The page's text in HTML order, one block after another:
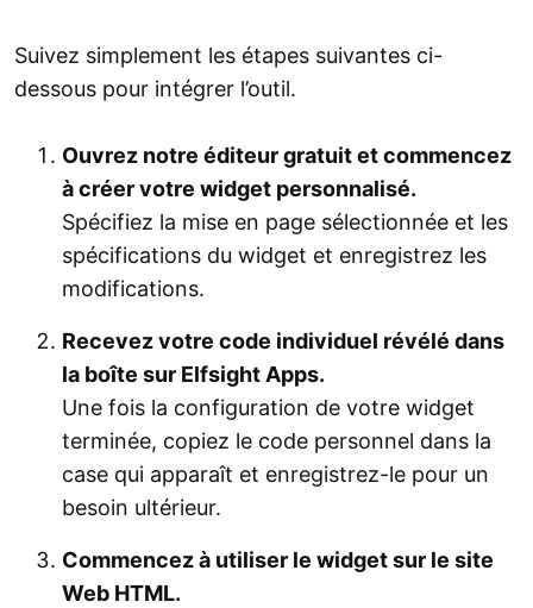
Suivez simplement les étapes suivantes ci-
dessous pour intégrer l’outil.
Ouvrez notre éditeur gratuit et commencez
à créer votre widget personnalisé.
Spécifiez la mise en page sélectionnée et les
spécifications du widget et enregistrez les
modifications.
Recevez votre code individuel révélé dans
la boîte sur Elfsight Apps.
Une fois la configuration de votre widget
terminée, copiez le code personnel dans la
case qui apparaît et enregistrez-le pour un
besoin ultérieur.
Commencez à utiliser le widget sur le site
Web HTML.